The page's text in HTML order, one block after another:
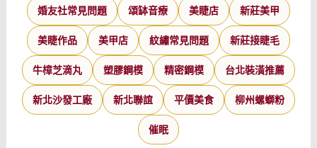
婚友社常見問題 頌缽音療 美睫店 新莊美甲
美睫作品 美甲店 紋繡常見問題 新莊接睫毛
牛樟芝滴丸 塑膠鋼模 精密鋼模 台北裝潢推薦
新北沙發工廠 新北聯誼 平價美食 柳州螺螄粉
催眠